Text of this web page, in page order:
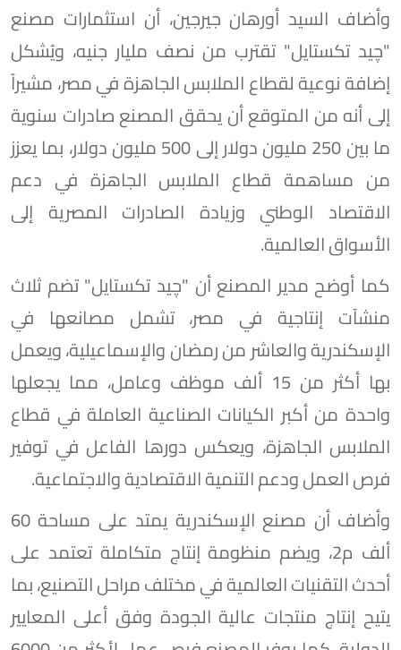
وأضاف السيد أورهان جيرجين، أن استثمارات مصنع
"چيد تكستايل" تقترب من نصف مليار جنيه، ويُشكل
إضافة نوعية لقطاع الملابس الجاهزة في مصر، مشيراً
إلى أنه من المتوقع أن يحقق المصنع صادرات سنوية
ما بين 250 مليون دولار إلى 500 مليون دولار، بما يعزز
من مساهمة قطاع الملابس الجاهزة في دعم
الاقتصاد الوطني وزيادة الصادرات المصرية إلى
الأسواق العالمية.
كما أوضح مدير المصنع أن "چيد تكستايل" تضم ثلاث
منشآت إنتاجية في مصر، تشمل مصانعها في
الإسكندرية والعاشر من رمضان والإسماعيلية، ويعمل
بها أكثر من 15 ألف موظف وعامل، مما يجعلها
واحدة من أكبر الكيانات الصناعية العاملة في قطاع
الملابس الجاهزة، ويعكس دورها الفاعل في توفير
فرص العمل ودعم التنمية الاقتصادية والاجتماعية.
وأضاف أن مصنع الإسكندرية يمتد على مساحة 60
ألف م2، ويضم منظومة إنتاج متكاملة تعتمد على
أحدث التقنيات العالمية في مختلف مراحل التصنيع، بما
يتيح إنتاج منتجات عالية الجودة وفق أعلى المعايير